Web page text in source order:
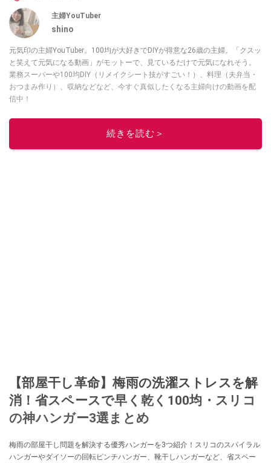
主婦YouTuber
shino
元気印の主婦YouTuber。100均が大好きでDIYが得意な26歳の主婦。「クスッ
と笑えて元気になる動画」がモットーで、見ているだけで元気になれそう。
業務スーパーや100均DIY（リメイクシート技がすごい！）、料理（夫弁当・
おつまみ作り）、収納などなど、今すぐ真似したくなる主婦向けの動画を配
信中！
このイチオシストの他の記事を読む
続きを読む＞
【部屋干し革命】梅雨の洗濯ストレスを解
消！省スペースで早く乾く100均・スリコ
の神ハンガー3選まとめ
梅雨の部屋干し問題を解決する優秀ハンガーを3つ紹介！スリコのスパイラル
ハンガーやダイソーの回転ピンチハンガー、靴干しハンガーなど、省スペー